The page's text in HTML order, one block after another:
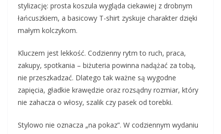
stylizację: prosta koszula wygląda ciekawiej z drobnym
łańcuszkiem, a basicowy T-shirt zyskuje charakter dzięki
małym kolczykom.
Kluczem jest lekkość. Codzienny rytm to ruch, praca,
zakupy, spotkania – biżuteria powinna nadążać za tobą,
nie przeszkadzać. Dlatego tak ważne są wygodne
zapięcia, gładkie krawędzie oraz rozsądny rozmiar, który
nie zahacza o włosy, szalik czy pasek od torebki.
Stylowo nie oznacza „na pokaz”. W codziennym wydaniu